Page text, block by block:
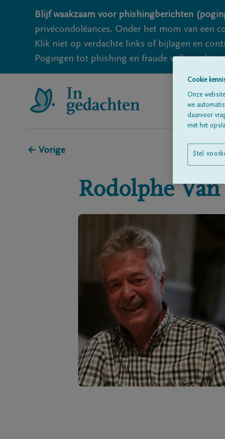
Blijf waakzaam voor phishingberichten
privécondoléances. Onder het mom van een
Klik niet op verdachte links of bijlagen en
Pogingen tot phishing en fraude vallen
← Vorige
Rodolphe
Cookie
Onze
we
daarvoor
met het
Stel